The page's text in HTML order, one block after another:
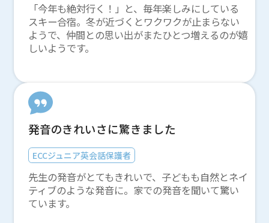
「今年も絶対行く！」と、毎年楽しみにしている
スキー合宿。冬が近づくとワクワクが止まらない
ようで、仲間との思い出がまたひとつ増えるのが嬉
しいようです。
発音のきれいさに驚きました
ECCジュニア英会話保護者
先生の発音がとてもきれいで、子どもも自然とネイ
ティブのような発音に。家での発音を聞いて驚い
ています。